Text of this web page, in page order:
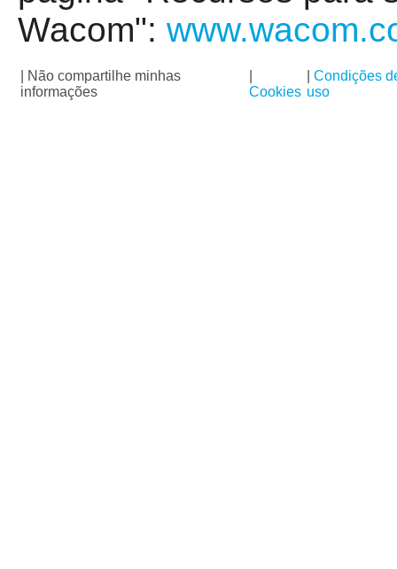
Wacom":
Não compartilhe minhas
informações
Cookies
Condições
uso